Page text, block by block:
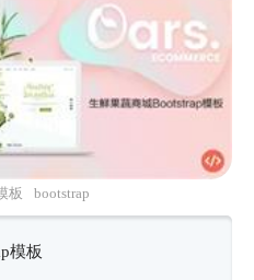
板 bootstrap
模板